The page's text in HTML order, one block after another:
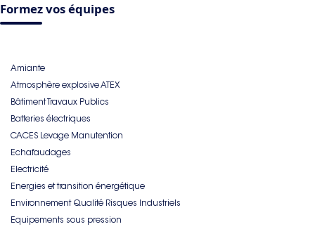
Formez vos équipes
Amiante
Atmosphère explosive ATEX
Bâtiment Travaux Publics
Batteries électriques
CACES Levage Manutention
Echafaudages
Electricité
Energies et transition énergétique
Environnement Qualité Risques Industriels
Equipements sous pression